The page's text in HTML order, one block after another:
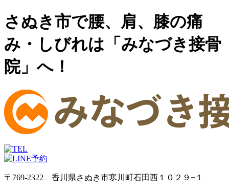
さぬき市で腰、肩、膝の痛
み・しびれは「みなづき接骨
院」へ！
〒769-2322 香川県さぬき市寒川町石田西１０２９−１